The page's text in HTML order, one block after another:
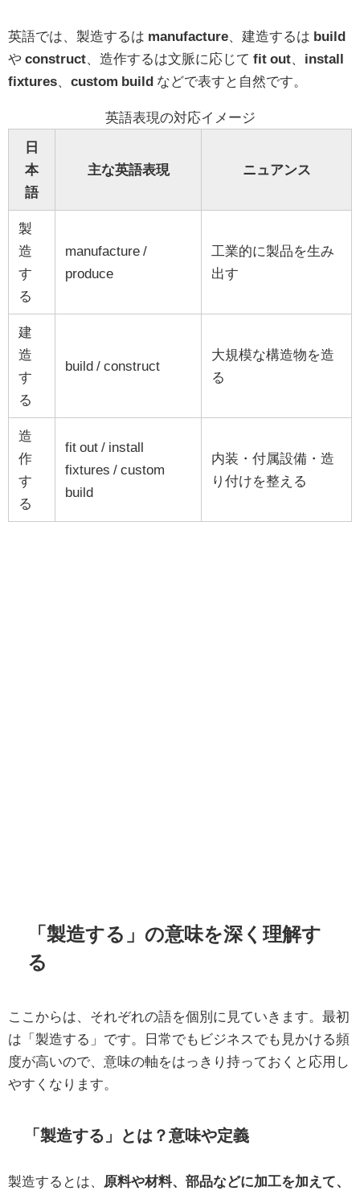
英語では、製造するは manufacture 、建造するは build
や construct 、造作するは文脈に応じて fit out
install
fixtures
custom build などで表すと自然です。
英語表現の対応イメージ
日
本
語
主な英語表現 ニュアンス
製
造
す
る
manufacture /
produce
工業的に製品を生み
出す
建
造
す
る
build / construct
大規模な構造物を造
る
造
作
す
る
fit out / install
fixtures / custom
build
内装・付属設備・造
り付けを整える
「製造する」の意味を深く理解す
る
ここからは、それぞれの語を個別に見ていきます。最初
は「製造する」です。日常でもビジネスでも見かける頻
度が高いので、意味の軸をはっきり持っておくと応用し
やすくなります。
「製造する」とは？意味や定義
製造するとは、
原料や材料、部品などに加工を加えて、